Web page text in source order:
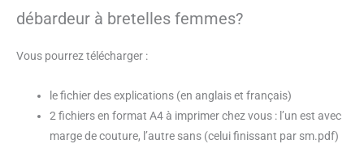
débardeur à bretelles femmes?
Vous pourrez télécharger :
le fichier des explications (en anglais et français)
2 fichiers en format A4 à imprimer chez vous : l’un est avec
marge de couture, l’autre sans (celui finissant par sm.pdf)